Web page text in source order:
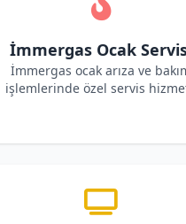
İmmergas Ocak
İmmergas ocak arıza ve
işlemlerinde özel servis